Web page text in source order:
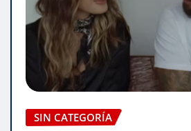
SIN CATEGORÍA